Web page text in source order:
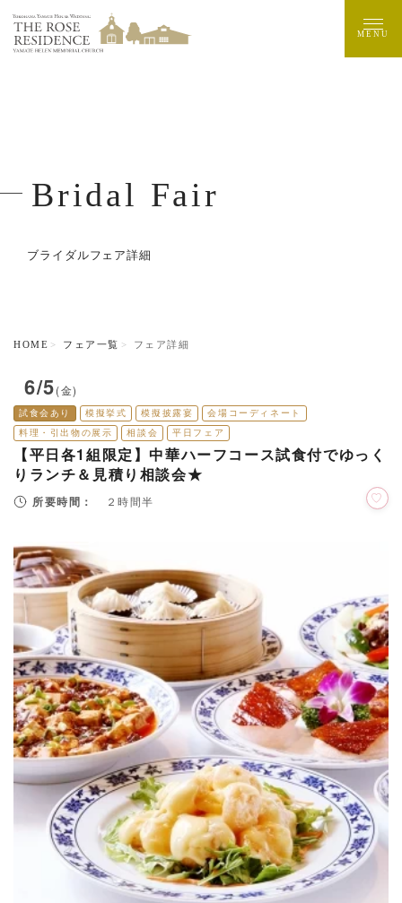
Bridal Fair
ブライダルフェア詳細
MENU
HOME フェア一覧 フェア詳細
6/5(金)
試食会あり 模擬挙式 模擬披露宴
会場コーディネート
料理・引出物の展示
相談会 平日フェア
【平日各1組限定】中華ハーフコース試食付でゆっく
りランチ＆見積り相談会★
所要時間： ２時間半